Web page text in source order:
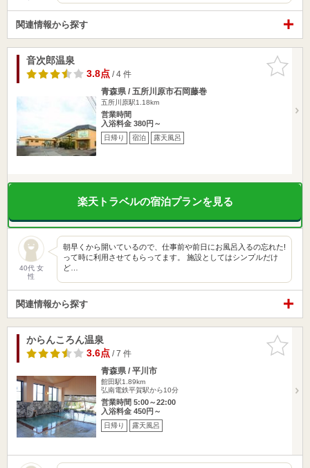
関連情報から探す
お気に入
りに追加
音次郎温泉
3.8点/ 4 件
青森県 / 五所川原市石岡藤巻
五所川原駅1.18km
営業時間
入浴料金 380円～
日帰り 宿泊 露天風呂
楽天トラベルの宿泊プランを見る
40代 女
性
朝早くから開いているので、仕事前や前日にお風呂入るの忘れた!
って時に利用させてもらってます。 施設としてはシンプルだけ
ど…
関連情報から探す
お気に入
りに追加
からんころん温泉
3.6点/ 7 件
青森県 / 平川市
館田駅1.89km
弘南電鉄平賀駅から10分
営業時間 5:00～22:00
入浴料金 450円～
日帰り 露天風呂